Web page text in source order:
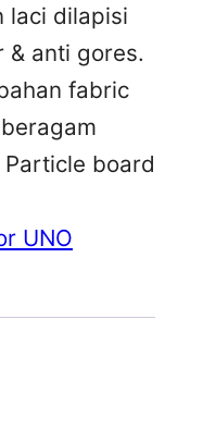
laci dilapisi
& anti gores.
fabric
board
UNO